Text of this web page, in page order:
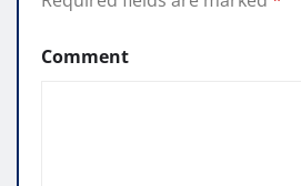
Comment